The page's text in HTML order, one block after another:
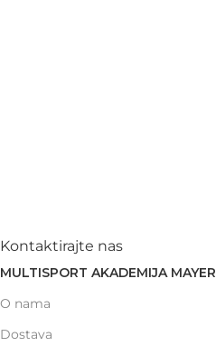
Kontaktirajte nas
MULTISPORT AKADEMIJA MAYER
O nama
Dostava